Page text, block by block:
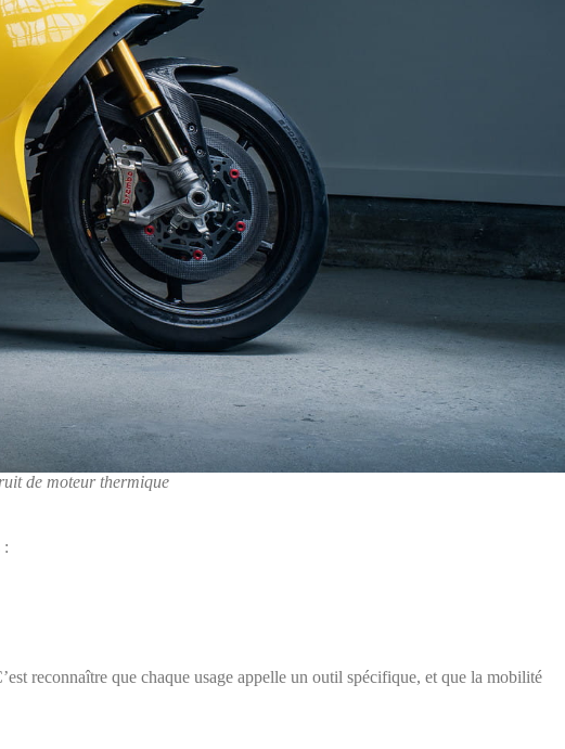
de moteur thermique
:
reconnaître que chaque usage appelle un outil spécifique, et que la mobilité